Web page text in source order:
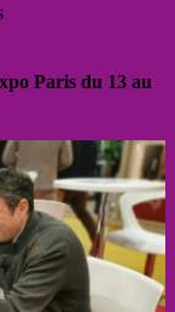
Paris du 13 au